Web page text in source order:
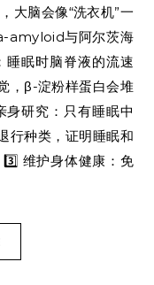
大脑会像“洗衣机”一
amyloid与阿尔茨海
睡眠时脑脊液的流速
，β-淀粉样蛋白会堆
身研究：只有睡眠中
行种类，证明睡眠和
维护身体健康：免